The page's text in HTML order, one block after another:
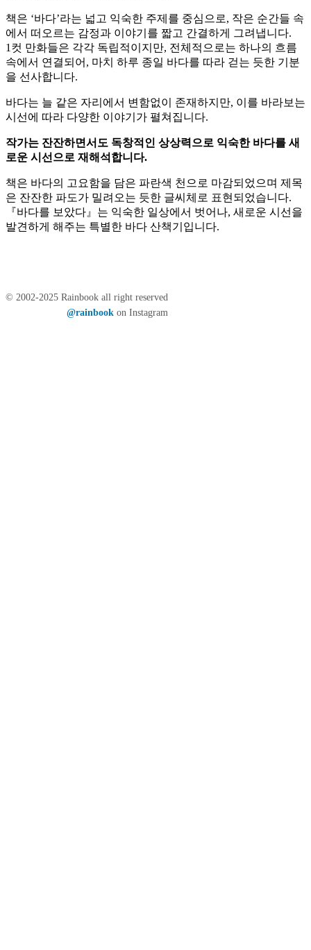
책은 ‘바다’라는 넓고 익숙한 주제를 중심으로, 작은 순간들 속
에서 떠오르는 감정과 이야기를 짧고 간결하게 그려냅니다.
1컷 만화들은 각각 독립적이지만, 전체적으로는 하나의 흐름
속에서 연결되어, 마치 하루 종일 바다를 따라 걷는 듯한 기분
을 선사합니다.
바다는 늘 같은 자리에서 변함없이 존재하지만, 이를 바라보는
시선에 따라 다양한 이야기가 펼쳐집니다.
작가는 잔잔하면서도 독창적인 상상력으로 익숙한 바다를 새
로운 시선으로 재해석합니다.
책은 바다의 고요함을 담은 파란색 천으로 마감되었으며 제목
은 잔잔한 파도가 밀려오는 듯한 글씨체로 표현되었습니다.
『바다를 보았다』는 익숙한 일상에서 벗어나, 새로운 시선을
발견하게 해주는 특별한 바다 산책기입니다.
© 2002-2025 Rainbook all right reserved
@rainbook on Instagram